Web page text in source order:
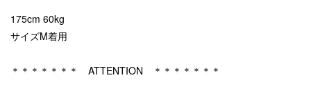
175cm 60kg
サイズM着用
＊＊＊＊＊＊＊ ATTENTION ＊＊＊＊＊＊＊